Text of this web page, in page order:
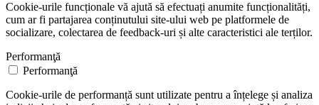
Cookie-urile funcționale vă ajută să efectuați anumite funcționalități,
cum ar fi partajarea conținutului site-ului web pe platformele de
socializare, colectarea de feedback-uri și alte caracteristici ale terților.
Performanţă
Performanţă
Cookie-urile de performanță sunt utilizate pentru a înțelege și analiza